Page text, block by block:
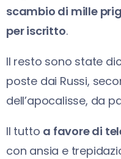
scambio di mille
per iscritto.
Il resto sono state
poste dai Russi,
dell’apocalisse, da
Il tutto a favore di
con ansia e